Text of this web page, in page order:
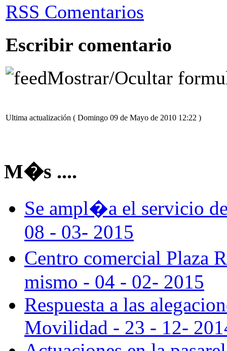
RSS Comentarios
Escribir comentario
Mostrar/Ocultar
Ultima actualización ( Domingo 09 de Mayo de 2010 12:22 )
M�s ....
Se ampl�a el servicio
08 - 03- 2015
Centro comercial Plaza
mismo - 04 - 02- 2015
Respuesta a las
Movilidad - 23 - 12-